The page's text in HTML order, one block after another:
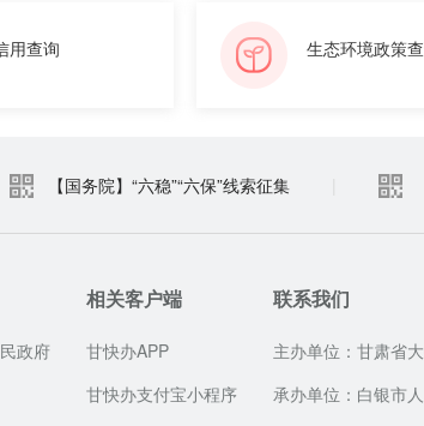
用查询 生态环境政策
【国务院】“六稳”“六保”线索征集
政府
相关客户端
甘快办APP
甘快办支付宝小程序
联系我们
主办单位：甘肃省
承办单位：白银市